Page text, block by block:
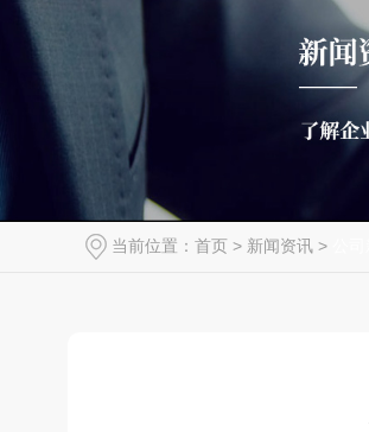
当前位置： 首页 > 新闻资讯 >